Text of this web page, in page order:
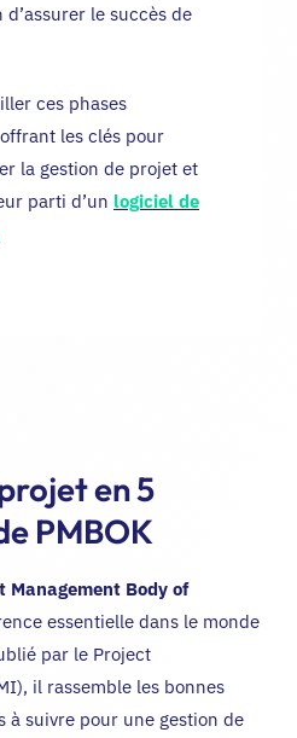
le succès de
ces phases
les clés pour
la gestion de projet et
parti d’un logiciel de
en 5
PMBOK
Management Body of
essentielle dans le monde
par le Project
il rassemble les bonnes
à suivre pour une gestion de